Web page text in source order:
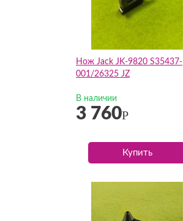
Нож Jack JK-9820 S35437-
001/26325 JZ
В наличии
3 760Р
Купить